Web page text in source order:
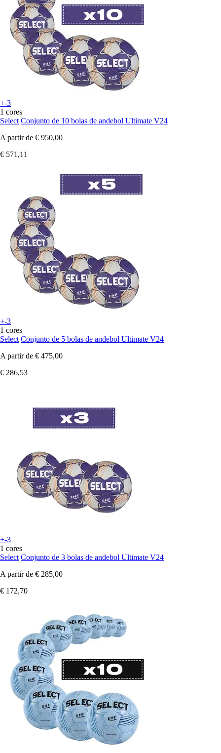
+-3
1 cores
Select Conjunto de 10 bolas de andebol Ultimate V24
A partir de € 950,00
€ 571,11
+-3
1 cores
Select Conjunto de 5 bolas de andebol Ultimate V24
A partir de € 475,00
€ 286,53
+-3
1 cores
Select Conjunto de 3 bolas de andebol Ultimate V24
A partir de € 285,00
€ 172,70